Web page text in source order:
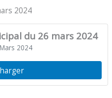
2024
du 26 mars 2024
2024